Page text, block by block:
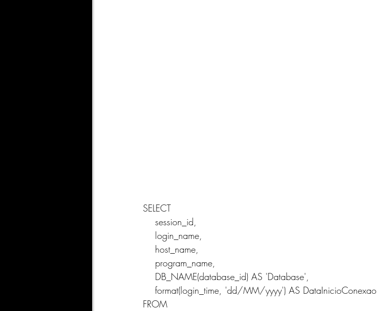
SELECT
    session_id,
    login_name,
    host_name,
    program_name,
    DB_NAME(database_id) AS 'Database',
    format(login_time, 'dd/MM/yyyy') AS DataInicioConexao
FROM